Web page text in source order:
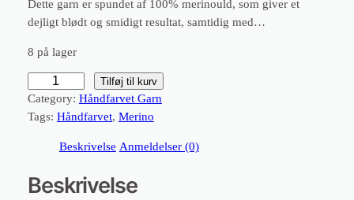
Dette garn er spundet af 100% merinould, som giver et
dejligt blødt og smidigt resultat, samtidig med…
8 på lager
å
n
Tilføj til kurv
Category: Håndfarvet Garn
Tags: Håndfarvet, Merino
Beskrivelse Anmeldelser (0)
Beskrivelse